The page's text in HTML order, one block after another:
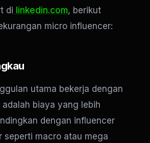
di linkedin.com, berikut
micro influencer:
utama bekerja dengan
biaya yang lebih
dengan influencer
seperti macro atau mega